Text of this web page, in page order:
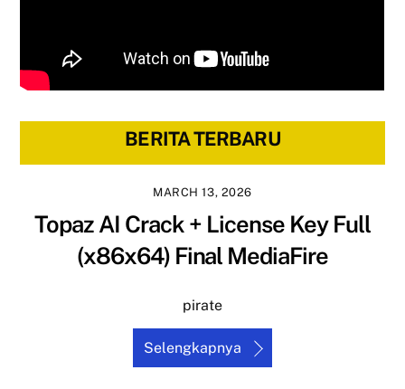
BERITA TERBARU
MARCH 13, 2026
Topaz AI Crack + License Key Full
(x86x64) Final MediaFire
pirate
Selengkapnya